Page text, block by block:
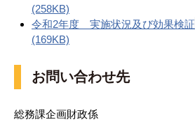
(258KB)
令和2年度 実施状況及び効果検証
(169KB)
お問い合わせ先
総務課企画財政係